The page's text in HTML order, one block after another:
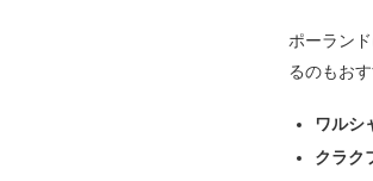
ポーラン
るのもおす
ワルシ
クラク